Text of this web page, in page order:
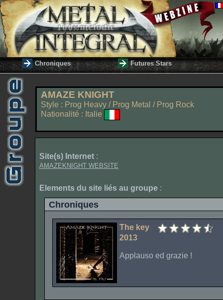
Chroniques Futures Stars
AMAZE KNIGHT
Style : Prog Heavy / Prog Metal / Prog Rock
Nationalité : Italie
Site(s) Internet :
AMAZEKNIGHT WEBSITE
Elements du site liés au groupe :
Chroniques
The key
2013
Applauso ed grazie !